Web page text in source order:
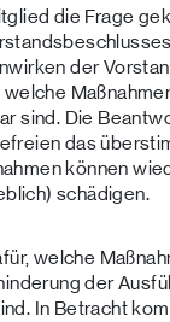
die Frage
der
sind. Die
das
können
schädigen.
welche
der
In Betracht